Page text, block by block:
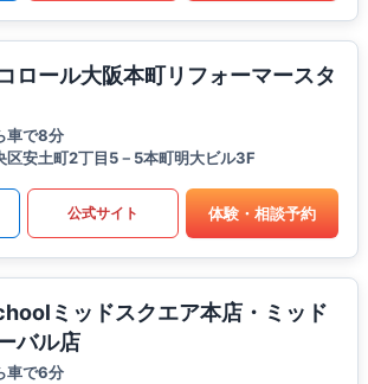
ロール大阪本町リフォーマースタ
車で8分
区安土町2丁目5－5本町明大ビル3F
公式サイト 体験・相談予約
ミッドスクエア本店・ミッド
バル店
車で6分